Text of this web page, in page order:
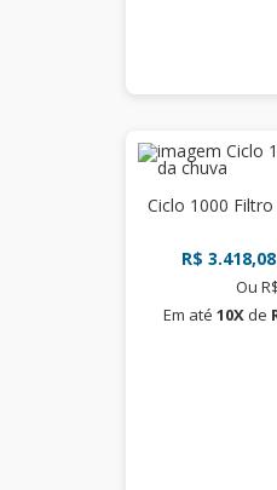
Ciclo 1000
R$ 3.418,08
Ou
Em até 10X de